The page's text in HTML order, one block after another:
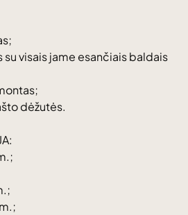
visais jame esančiais baldais
dėžutės.